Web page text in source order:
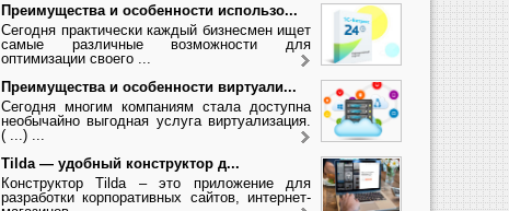
Преимущества и особенности использо...
Сегодня практически каждый бизнесмен ищет
самые различные возможности для
оптимизации своего ...
Преимущества и особенности виртуали...
Сегодня многим компаниям стала доступна
необычайно выгодная услуга виртуализация.
( ...) ...
Tilda — удобный конструктор д...
Конструктор Tilda – это приложение для
разработки корпоративных сайтов, интернет-